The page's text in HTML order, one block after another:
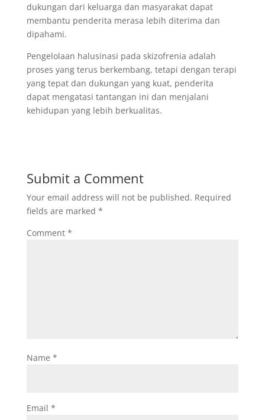
dukungan dari keluarga dan masyarakat dapat
membantu penderita merasa lebih diterima dan
dipahami.
Pengelolaan halusinasi pada skizofrenia adalah
proses yang terus berkembang, tetapi dengan terapi
yang tepat dan dukungan yang kuat, penderita
dapat mengatasi tantangan ini dan menjalani
kehidupan yang lebih berkualitas.
Submit a Comment
Your email address will not be published. Required
fields are marked *
Comment *
Name *
Email *